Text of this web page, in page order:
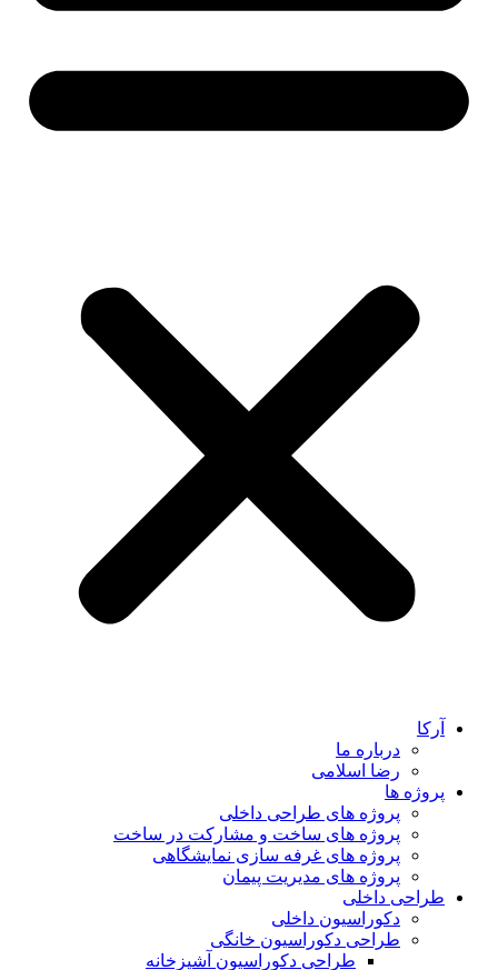
آرکا
درباره ما
رضا اسلامی
پروژه ها
پروژه های طراحی داخلی
پروژه های ساخت و مشارکت در ساخت
پروژه های غرفه سازی نمایشگاهی
پروژه های مدیریت پیمان
طراحی داخلی
دکوراسیون داخلی
طراحی دکوراسیون خانگی
طراحی دکوراسیون آشپزخانه